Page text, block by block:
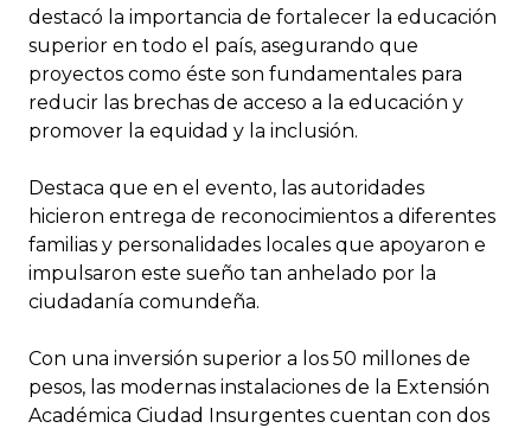
destacó la importancia de fortalecer la educación
superior en todo el país, asegurando que
proyectos como éste son fundamentales para
reducir las brechas de acceso a la educación y
promover la equidad y la inclusión.
Destaca que en el evento, las autoridades
hicieron entrega de reconocimientos a diferentes
familias y personalidades locales que apoyaron e
impulsaron este sueño tan anhelado por la
ciudadanía comundeña.
Con una inversión superior a los 50 millones de
pesos, las modernas instalaciones de la Extensión
Académica Ciudad Insurgentes cuentan con dos